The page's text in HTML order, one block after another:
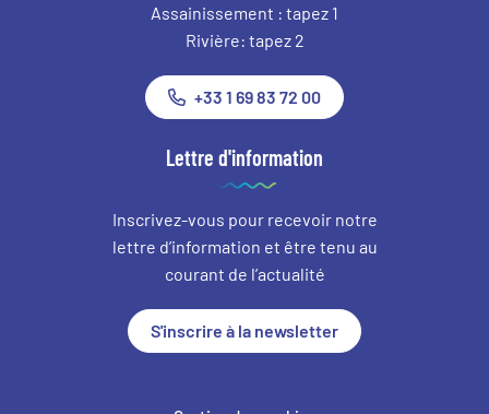
Assainissement : tapez 1
Rivière: tapez 2
+33 1 69 83 72 00
Lettre d'information
Inscrivez-vous pour recevoir notre
lettre d’information et être tenu au
courant de l’actualité
S'inscrire à la newsletter